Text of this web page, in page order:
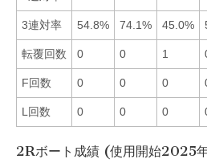
3連対率 54.8% 74.1% 45.0%
転覆回数 0 0 1
F回数 0 0 0
L回数 0 0 0
2Rボート成績 (使用開始2025